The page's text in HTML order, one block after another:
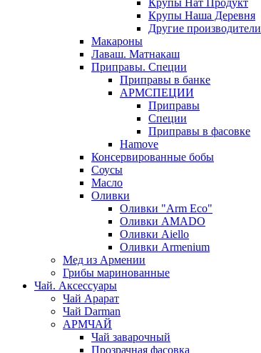
Крупы Нат Продукт
Крупы Наша Деревня
Другие производители
Макароны
Лаваш. Матнакаш
Приправы. Специи
Приправы в банке
АРМСПЕЦИИ
Приправы
Специи
Приправы в фасовке
Hamove
Консервированные бобы
Соусы
Масло
Оливки
Оливки "Arm Eco"
Оливки AMADO
Оливки Aiello
Оливки Armenium
Мед из Армении
Грибы маринованные
Чай. Аксессуары
Чай Арарат
Чай Darman
АРМЧАЙ
Чай заварочный
Прозрачная фасовка